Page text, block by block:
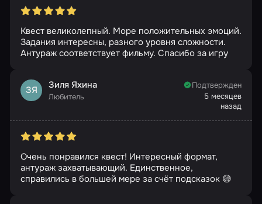
Квест великолепный. Море положительных эмоций.
Задания интересны, разного уровня сложности.
Антураж соответствует фильму. Спасибо за игру
ЗЯ Зиля Яхина
Любитель
Подтвержден
5 месяцев
назад
Очень понравился квест! Интересный формат,
антураж захватывающий. Единственное,
справились в большей мере за счёт подсказок 😅